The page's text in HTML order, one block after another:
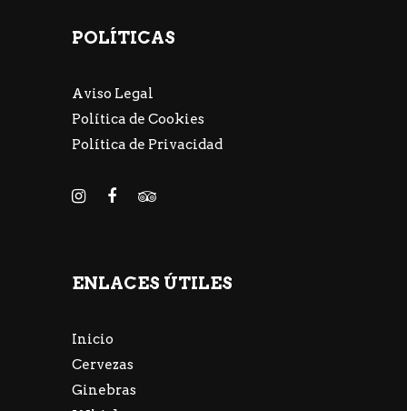
POLÍTICAS
Aviso Legal
Política de Cookies
Política de Privacidad
ENLACES ÚTILES
Inicio
Cervezas
Ginebras